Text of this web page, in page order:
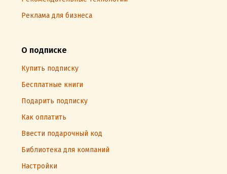
Реклама для бизнеса
О подписке
Купить подписку
Бесплатные книги
Подарить подписку
Как оплатить
Ввести подарочный код
Библиотека для компаний
Настройки